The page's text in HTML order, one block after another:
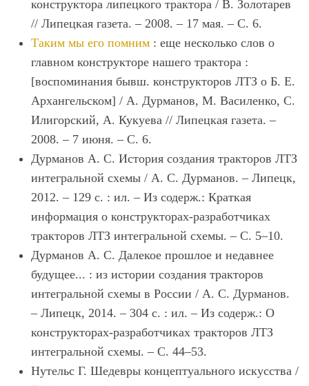
конструктора липецкого трактора / В. Золотарев
// Липецкая газета. – 2008. – 17 мая. – С. 6.
Таким мы его помним : еще несколько слов о
главном конструкторе нашего трактора :
[воспоминания бывш. конструкторов ЛТЗ о Б. Е.
Архангельском] / А. Дурманов, М. Василенко, С.
Илигорский, А. Кукуева // Липецкая газета. –
2008. – 7 июня. – С. 6.
Дурманов А. С. История создания тракторов ЛТЗ
интегральной схемы / А. С. Дурманов. – Липецк,
2012. – 129 с. : ил. – Из содерж.: Краткая
информация о конструкторах-разработчиках
тракторов ЛТЗ интегральной схемы. – С. 5–10.
Дурманов А. С. Далекое прошлое и недавнее
будущее... : из истории создания тракторов
интегральной схемы в России / А. С. Дурманов.
– Липецк, 2014. – 304 с. : ил. – Из содерж.: О
конструкторах-разработчиках тракторов ЛТЗ
интегральной схемы. – С. 44–53.
Нутельс Г. Шедевры концептуального искусства /